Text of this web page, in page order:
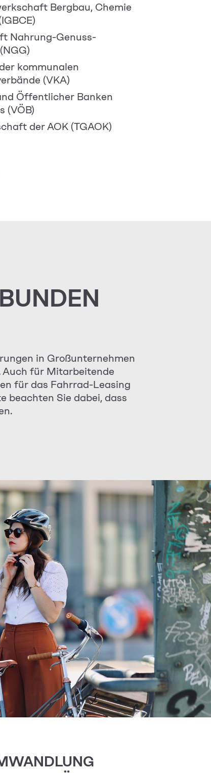
Bergbau, Chemie
Nahrung-Genuss-
kommunalen
(VKA)
Öffentlicher Banken
(VÖB)
der AOK (TGAOK)
in Großunternehmen
Auch für Mitarbeitende
für das Fahrrad-Leasing
beachten Sie dabei, dass